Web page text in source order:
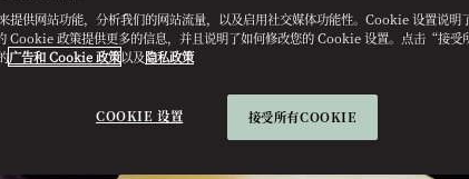
提供网站功能，分析我们的网站流量，以及启用社交媒体功能性。Cookie 设置说明
Cookie 政策提供更多的信息，并且说明了如何修改您的 Cookie 设置。点击“接
广告和 Cookie 政策以及隐私政策
COOKIE 设置 接受所有COOKIE